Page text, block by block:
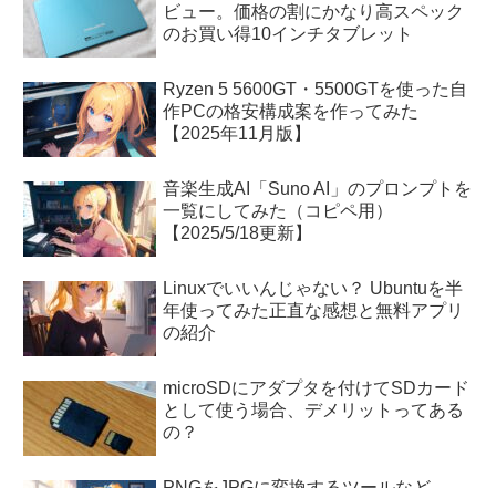
ビュー。価格の割にかなり高スペック
のお買い得10インチタブレット
Ryzen 5 5600GT・5500GTを使った自
作PCの格安構成案を作ってみた
【2025年11月版】
音楽生成AI「Suno AI」のプロンプトを
一覧にしてみた（コピペ用）
【2025/5/18更新】
Linuxでいいんじゃない？ Ubuntuを半
年使ってみた正直な感想と無料アプリ
の紹介
microSDにアダプタを付けてSDカード
として使う場合、デメリットってある
の？